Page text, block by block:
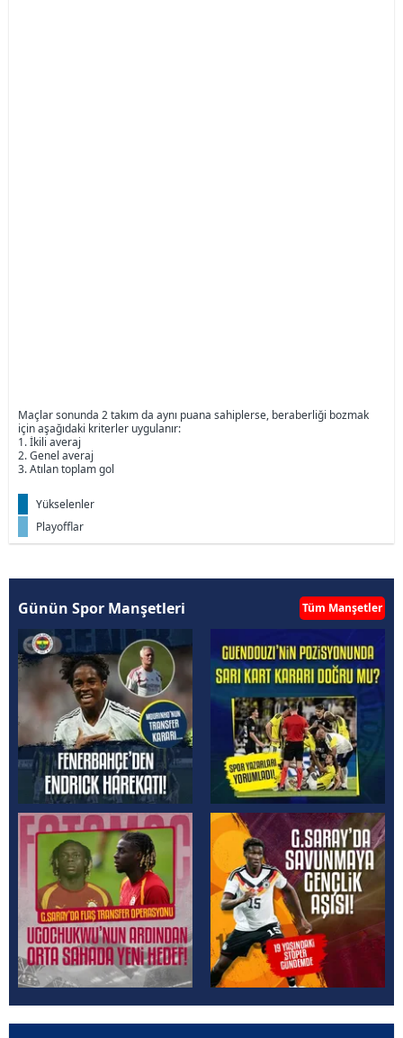
Maçlar sonunda 2 takım da aynı puana sahiplerse, beraberliği bozmak
için aşağıdaki kriterler uygulanır:
1. İkili averaj
2. Genel averaj
3. Atılan toplam gol
Yükselenler
Playofflar
Günün Spor Manşetleri Tüm Manşetler